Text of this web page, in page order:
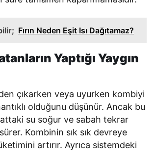
Fırın Neden Eşit Isı Dağıtamaz?
Yaptığı Yaygın
çıkarken veya uyurken kombiyi
olduğunu düşünür. Ancak bu
su soğur ve sabah tekrar
sürer. Kombinin sık sık devreye
artırır. Ayrıca sistemdeki